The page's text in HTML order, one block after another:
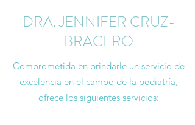
DRA. JENNIFER CRUZ-
BRACERO
Comprometida en brindarle un servicio de
excelencia en el campo de la pediatría,
ofrece los siguientes servicios: